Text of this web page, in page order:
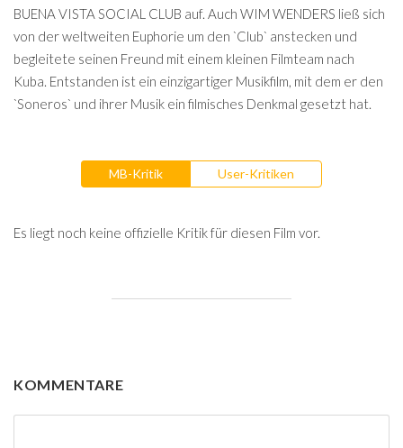
BUENA VISTA SOCIAL CLUB auf. Auch WIM WENDERS ließ sich
von der weltweiten Euphorie um den `Club` anstecken und
begleitete seinen Freund mit einem kleinen Filmteam nach
Kuba. Entstanden ist ein einzigartiger Musikfilm, mit dem er den
`Soneros` und ihrer Musik ein filmisches Denkmal gesetzt hat.
MB-Kritik User-Kritiken
Es liegt noch keine offizielle Kritik für diesen Film vor.
KOMMENTARE